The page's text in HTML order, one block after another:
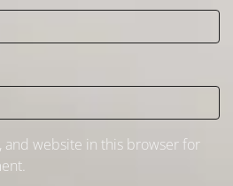
and website in this browser for